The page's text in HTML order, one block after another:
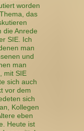
worden
das
die Anrede
SIE. Ich
man
und
man
mit SIE
sich auch
vor dem
sich
Kollegen
eben
Heute ist